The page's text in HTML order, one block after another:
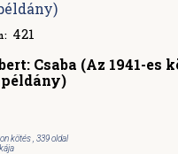
421
Csaba (Az 1941-es
kötés , 339 oldal